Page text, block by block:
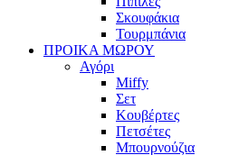
Σκουφάκια
Τουρμπάνια
ΠΡΟΙΚΑ ΜΩΡΟΥ
Αγόρι
Miffy
Σετ
Κουβέρτες
Πετσέτες
Μπουρνούζια